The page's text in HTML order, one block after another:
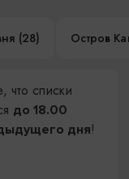
(28) Остров
что списки
до 18.00
дня!